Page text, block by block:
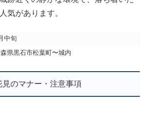
気があります。
中旬
県黒石市松葉町〜城内
見のマナー・注意事項